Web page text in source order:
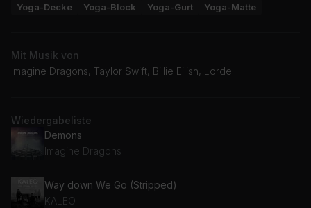
Yoga-Decke Yoga-Block Yoga-Gurt Yoga-Matte
Mit Musik von
Imagine Dragons, Taylor Swift, Billie Eilish, Lorde
Wiedergabeliste
Demons
Imagine Dragons
Way down We Go (Stripped)
KALEO